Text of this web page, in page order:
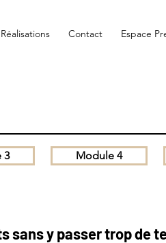
Réalisations Contact Espace
3 Module 4
sans y passer trop de